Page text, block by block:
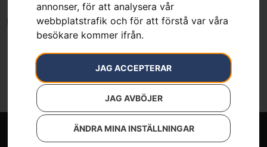
annonser, för att analysera vår
webbplatstrafik och för att förstå var våra
besökare kommer ifrån.
JAG ACCEPTERAR
JAG AVBÖJER
ÄNDRA MINA INSTÄLLNINGAR
Inga resultat.